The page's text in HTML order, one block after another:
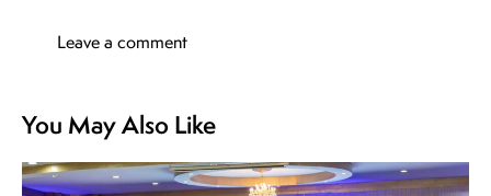
You May Also Like